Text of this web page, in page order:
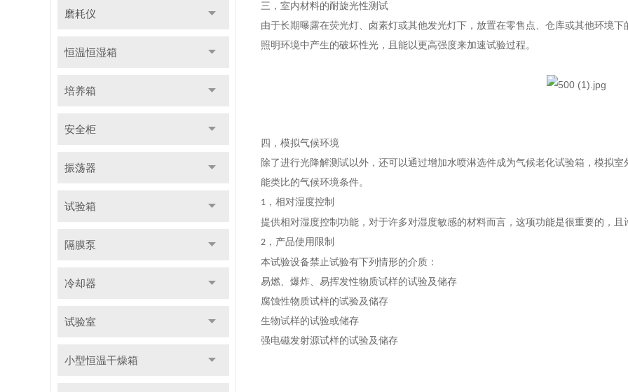
磨耗仪
恒温恒湿箱
培养箱
安全柜
振荡器
试验箱
隔膜泵
冷却器
试验室
小型恒温干燥箱
三， 室内材料的耐旋光性测试
由于长期曝露在荧光灯、卤素灯或其他发光灯下，放置在零售点、仓库或其他环境
照明环境中产生的破坏性光，且能以更高强度来加速试验过程。
四， 模拟气候环境
除了进行光降解测试以外，还可以通过增加水喷淋选件成为气候老化试验箱，模拟
能类比的气候环境条件。
1 ， 相对湿度控制
提供相对湿度控制功能，对于许多对湿度敏感的材料而言，这项功能是很重要的，且
2 ， 产品使用限制
本试验设备禁止试验有下列情形的介质：
易燃、爆炸、易挥发性物质试样的试验及储存
腐蚀性物质试样的试验及储存
生物试样的试验或储存
强电磁发射源试样的试验及储存